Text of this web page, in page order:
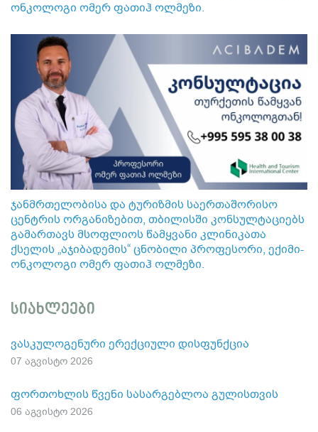
ონკოლოგი ომერ ფათიჰ ოლმეზი.
ჯანმრთელობისა და ტურიზმის საერთაშორისო
ცენტრის ორგანიზებით, თბილისში კონსულტაციებს
გამართავს მსოფლიოს წამყვანი კლინიკათა
ქსელის „აჯიბადემის“ ცნობილი პროფესორი, ექიმი-
ონკოლოგი ომერ ფათიჰ ოლმეზი.
სიახლეები
ვასკულოგენური ერექციული დისფუნქცია
07 აგვისტო 2026
ფორთოხლის წვენი სასარგებლოა გულისთვის
06 აგვისტო 2026